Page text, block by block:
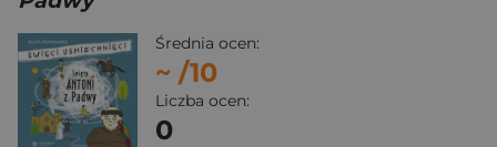
Średnia ocen:
~ /10
Liczba ocen:
0